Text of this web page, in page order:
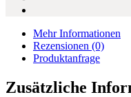
Mehr Informationen
Rezensionen (0)
Produktanfrage
Zusätzliche